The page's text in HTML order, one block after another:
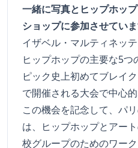
一緒に写真とヒップホッ
ショップに参加させていま
イザベル・マルティネッ
ヒップホップの主要な5
ピック史上初めてブレイ
で開催される大会で中心
この機会を記念して、パ
は、ヒップホップとアー
校グループのためのワー